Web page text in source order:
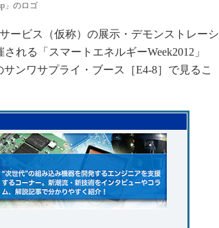
」のロゴ
ービス（仮称）の展示・デモンストレーシ
れる「スマートエネルギーWeek2012」
ンワサプライ・ブース［E4-8］で見るこ